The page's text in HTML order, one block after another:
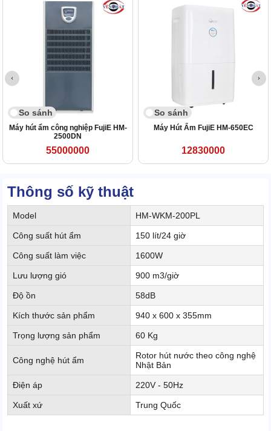
So sánh
Máy hút ẩm công nghiệp FujiE HM-
2500DN
55000000
So sánh
Máy Hút Ẩm FujiE HM-650EC
12830000
Thông số kỹ thuật
Model HM-WKM-200PL
Công suất hút ẩm 150 lít/24 giờ
Công suất làm việc 1600W
Lưu lượng gió 900 m3/giờ
Độ ồn 58dB
Kích thước sản phẩm 940 x 600 x 355mm
Trọng lượng sản phẩm 60 Kg
Công nghệ hút ẩm
Rotor hút nước theo công nghệ
Nhật Bản
Điện áp 220V - 50Hz
Xuất xứ Trung Quốc